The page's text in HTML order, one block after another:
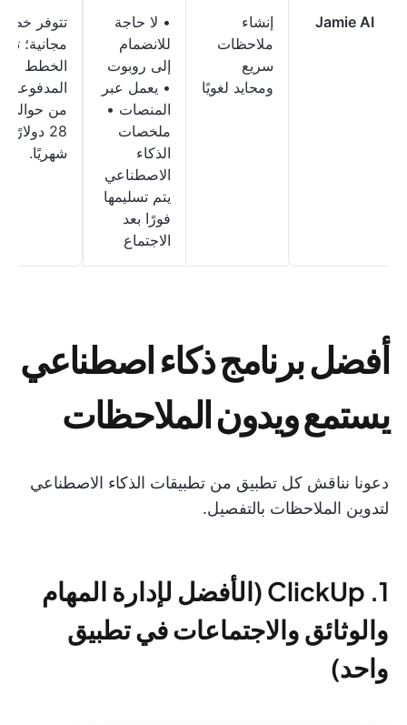
Jamie AI
إنشاء
ملاحظات
سريع
ومحايد لغويًا
• لا حاجة
للانضمام
إلى روبوت
• يعمل عبر
المنصات •
ملخصات
الذكاء
الاصطناعي
يتم تسليمها
فورًا بعد
الاجتماع
تتوفر خطة
مجانية؛ تبدأ
الخطط
المدفوعة
من حوالي
28 دولارًا
شهريًا.
أفضل برنامج ذكاء اصطناعي
يستمع ويدون الملاحظات
دعونا نناقش كل تطبيق من تطبيقات الذكاء الاصطناعي
لتدوين الملاحظات بالتفصيل.
1. ClickUp (الأفضل لإدارة المهام
والوثائق والاجتماعات في تطبيق
واحد)